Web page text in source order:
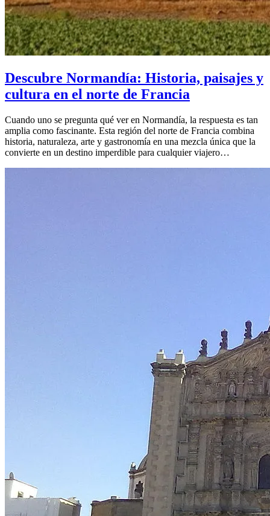
Descubre Normandía: Historia, paisajes y
cultura en el norte de Francia
Cuando uno se pregunta qué ver en Normandía, la respuesta es tan
amplia como fascinante. Esta región del norte de Francia combina
historia, naturaleza, arte y gastronomía en una mezcla única que la
convierte en un destino imperdible para cualquier viajero…